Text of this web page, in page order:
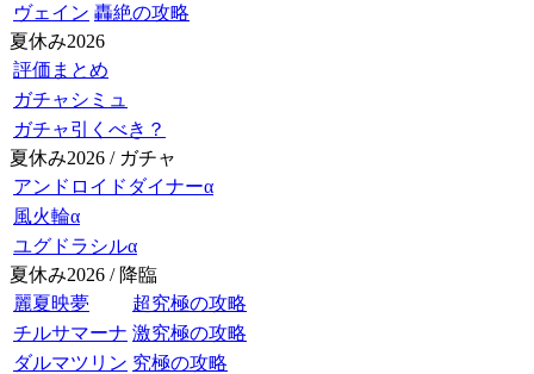
ヴェイン 轟絶の攻略
夏休み2026
評価まとめ
ガチャシミュ
ガチャ引くべき？
夏休み2026 / ガチャ
アンドロイドダイナーα
風火輪α
ユグドラシルα
夏休み2026 / 降臨
麗夏映夢
超究極の攻略
チルサマーナ 激究極の攻略
ダルマツリン 究極の攻略